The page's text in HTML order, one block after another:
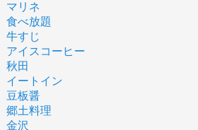
マリネ
食べ放題
牛すじ
アイスコーヒー
秋田
イートイン
豆板醤
郷土料理
金沢